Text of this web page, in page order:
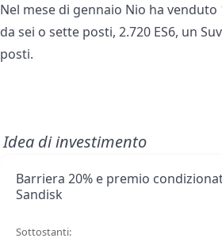
Nel mese di gennaio Nio ha
da sei o sette posti, 2.720 ES6, un
posti.
Idea di investimento
Barriera 20% e premio
Sandisk
Sottostanti: